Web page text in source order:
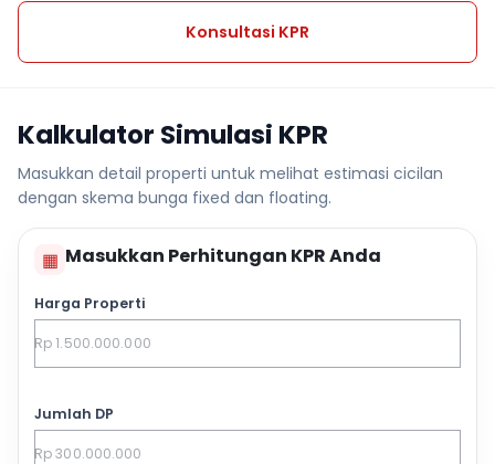
Konsultasi KPR
Kalkulator Simulasi KPR
Masukkan detail properti untuk melihat estimasi cicilan
dengan skema bunga fixed dan floating.
▦ Masukkan Perhitungan KPR Anda
Harga Properti
Jumlah DP